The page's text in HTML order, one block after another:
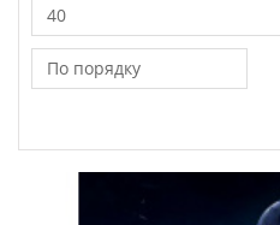
40
По порядку